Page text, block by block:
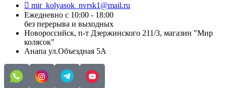
mir_kolyasok_nvrsk1@mail.ru
Ежедневно с 10:00 - 18:00
без перерыва и выходных
Новороссийск, п-т Дзержинского 211/3, магазин "Мир
колясок"
Анапа ул.Объездная 5А